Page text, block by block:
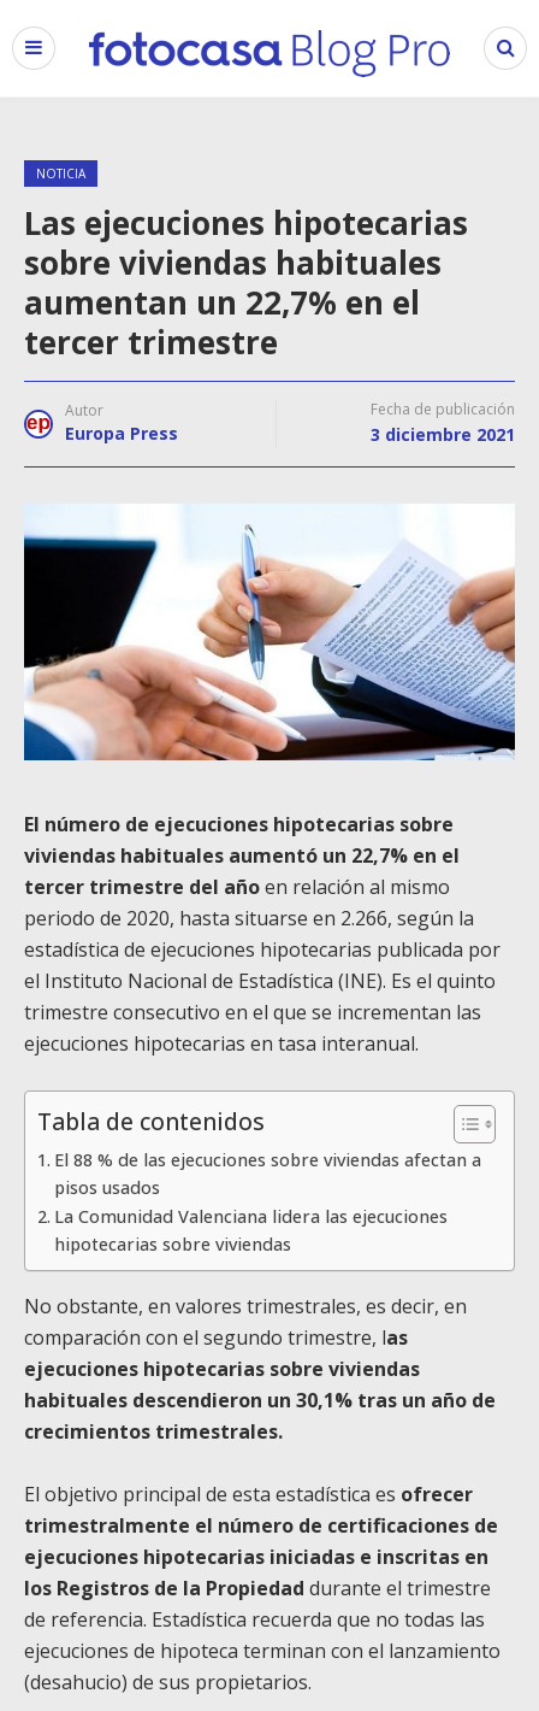
NOTICIA
Las ejecuciones hipotecarias
sobre viviendas habituales
aumentan un 22,7% en el
tercer trimestre
Autor
Europa Press
Fecha de publicación
3 diciembre 2021
El número de ejecuciones hipotecarias sobre
viviendas habituales aumentó un 22,7% en el
tercer trimestre del añoen relación al mismo
periodo de 2020, hasta situarse en 2.266, según la
estadística de ejecuciones hipotecarias publicada por
el Instituto Nacional de Estadística (INE). Es el quinto
trimestre consecutivo en el que se incrementan las
ejecuciones hipotecarias en tasa interanual.
Tabla de contenidos
El 88 % de las ejecuciones sobre viviendas afectan a
pisos usados
La Comunidad Valenciana lidera las ejecuciones
hipotecarias sobre viviendas
No obstante, en valores trimestrales, es decir, en
comparación con el segundo trimestre, las
ejecuciones hipotecarias sobre viviendas
habituales descendieron un 30,1% tras un año de
crecimientos trimestrales.
El objetivo principal de esta estadística es ofrecer
trimestralmente el número de certificaciones de
ejecuciones hipotecarias iniciadas e inscritas en
los Registros de la Propiedad durante el trimestre
de referencia. Estadística recuerda que no todas las
ejecuciones de hipoteca terminan con el lanzamiento
(desahucio) de sus propietarios.